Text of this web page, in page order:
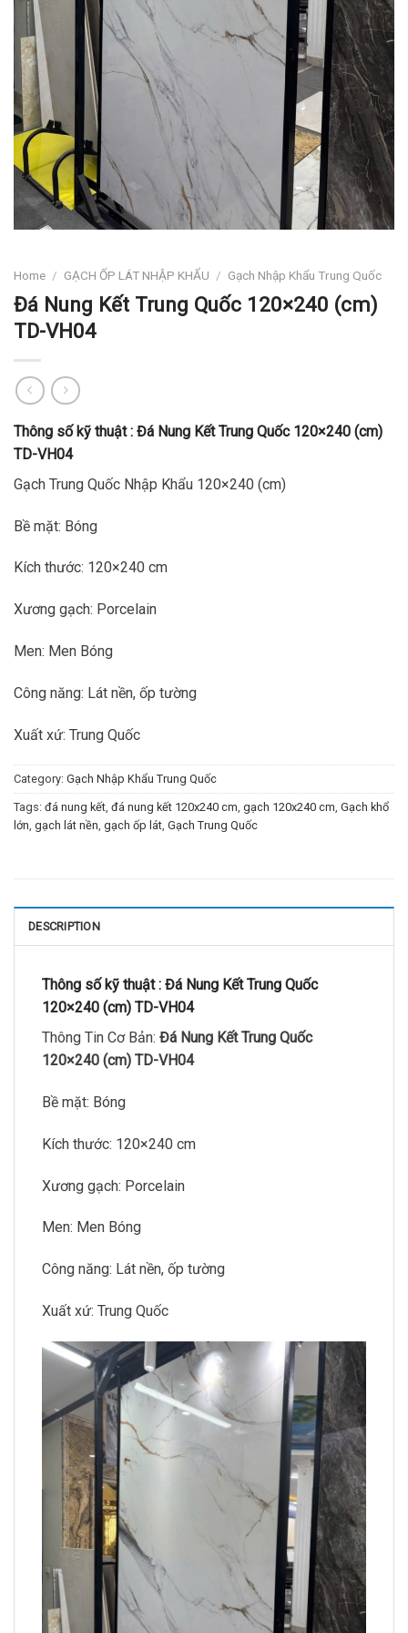
Home / GẠCH ỐP LÁT NHẬP KHẨU / Gạch Nhập Khẩu Trung Quốc
Đá Nung Kết Trung Quốc 120×240 (cm)
TD-VH04
Thông số kỹ thuật : Đá Nung Kết Trung Quốc 120×240 (cm)
TD-VH04
Gạch Trung Quốc Nhập Khẩu 120×240 (cm)
Bề mặt: Bóng
Kích thước: 120×240 cm
Xương gạch: Porcelain
Men: Men Bóng
Công năng: Lát nền, ốp tường
Xuất xứ: Trung Quốc
Category: Gạch Nhập Khẩu Trung Quốc
Tags: đá nung kết, đá nung kết 120x240 cm, gạch 120x240 cm, Gạch khổ
lớn, gạch lát nền, gạch ốp lát, Gạch Trung Quốc
DESCRIPTION
Thông số kỹ thuật : Đá Nung Kết Trung Quốc
120×240 (cm) TD-VH04
Thông Tin Cơ Bản: Đá Nung Kết Trung Quốc
120×240 (cm) TD-VH04
Bề mặt: Bóng
Kích thước: 120×240 cm
Xương gạch: Porcelain
Men: Men Bóng
Công năng: Lát nền, ốp tường
Xuất xứ: Trung Quốc